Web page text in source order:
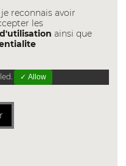
reconnais avoir
les
ainsi que
✓ Allow